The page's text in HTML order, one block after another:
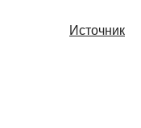
Источник